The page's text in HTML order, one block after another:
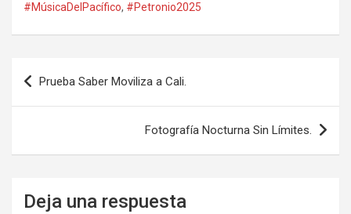
#MúsicaDelPacífico, #Petronio2025
Navegación
de
Prueba Saber Moviliza a Cali.
Fotografía Nocturna Sin Límites.
Deja una respuesta